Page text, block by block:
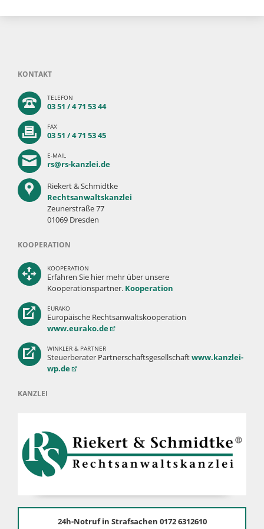
KONTAKT
TELEFON
03 51 / 4 71 53 44
FAX
03 51 / 4 71 53 45
E-MAIL
rs@rs-kanzlei.de
Riekert & Schmidtke
Rechtsanwaltskanzlei
Zeunerstraße 77
01069 Dresden
KOOPERATION
KOOPERATION
Erfahren Sie hier mehr über unsere
Kooperationspartner. Kooperation
EURAKO
Europäische Rechtsanwaltskooperation
www.eurako.de
WINKLER & PARTNER
Steuerberater Partnerschaftsgesellschaftwww.kanzlei-
wp.de
KANZLEI
24h-Notruf in Strafsachen 0172 6312610